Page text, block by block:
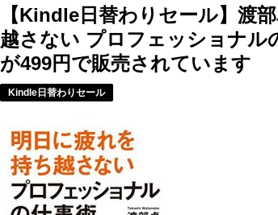
【Kindle日替わりセール】渡
越さない プロフェッショナル
が499円で販売されています
Kindle日替わりセール